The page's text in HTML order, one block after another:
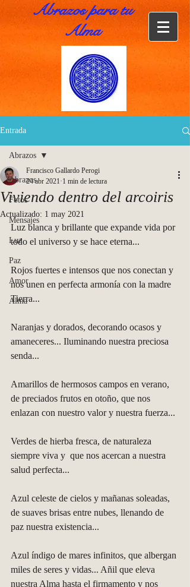
Abrazos para tu
Alma
Entrada
Abrazos
Fotos
Mensajes
Luz
Paz
Amor
Alma
Abrazos
Viviendo dentro del arcoiris
Francisco Gallardo Perogi
24 abr 2021 1 min de lectura
Actualizado: 1 may 2021
Luz blanca y brillante que expande vida por
todo el universo y se hace eterna...
Rojos fuertes e intensos que nos conectan y
nos unen en perfecta armonía con la madre
Tierra...
Naranjas y dorados, decorando ocasos y
amaneceres... Iluminando nuestra preciosa
senda...
Amarillos de hermosos campos en verano,
de preciados frutos en otoño, que nos
enlazan con nuestro valor y nuestra fuerza...
Verdes de hierba fresca, de naturaleza
siempre viva y  que nos acercan a nuestra
salud perfecta...
Azul celeste de cielos y mañanas soleadas,
de suaves brisas entre nubes, llenando de
paz nuestra existencia...
Azul índigo de mares infinitos, que albergan
miles de seres y vidas... Añil que eleva
nuestra Alma hasta el firmamento y nos